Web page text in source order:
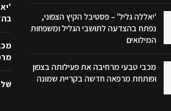
'יאללה גליל' – פסטיבל הקיץ הצפוני,
נפתח בהצדעה לתושבי הגליל ומשפחות
המילואים
מכבי טבעי מרחיבה את פעילותה בצפון
ופותחת מרפאה חדשה בקריית שמונה